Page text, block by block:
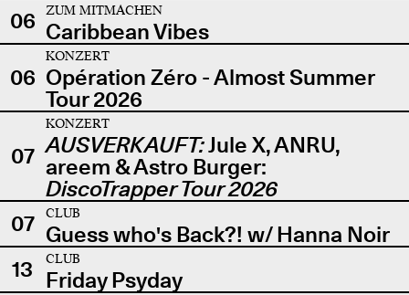
06
ZUM MITMACHEN
Caribbean Vibes
06
KONZERT
Opération Zéro - Almost Summer
Tour 2026
07
KONZERT
AUSVERKAUFT:Jule X, ANRU,
areem & Astro Burger:
DiscoTrapper Tour 2026
07
CLUB
Guess who's Back?! w/ Hanna Noir
13
CLUB
Friday Psyday